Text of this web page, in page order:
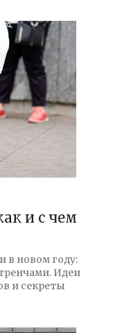
и с чем
в новом году:
Идеи
и секреты